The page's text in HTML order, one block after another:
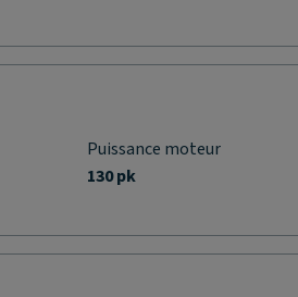
Puissance moteur
130 pk